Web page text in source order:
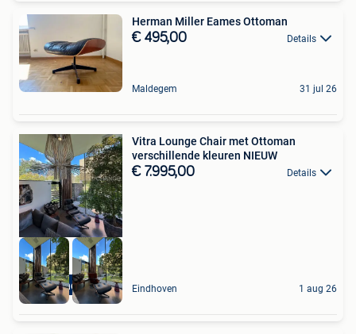
Herman Miller Eames Ottoman
€ 495,00 Details
Maldegem 31 jul 26
High-end Outlet
Vitra Lounge Chair met Ottoman
verschillende kleuren NIEUW
€ 7.995,00 Details
Eindhoven 1 aug 26